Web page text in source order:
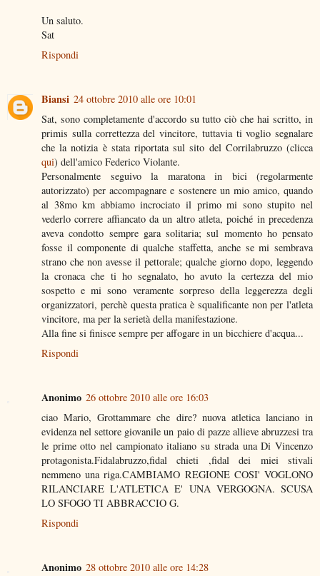
Un saluto.
Sat
Rispondi
Biansi 24 ottobre 2010 alle ore 10:01
Sat, sono completamente d'accordo su tutto ciò che hai scritto, in
primis sulla correttezza del vincitore, tuttavia ti voglio segnalare
che la notizia è stata riportata sul sito del Corrilabruzzo (clicca
qui) dell'amico Federico Violante.
Personalmente seguivo la maratona in bici (regolarmente
autorizzato) per accompagnare e sostenere un mio amico, quando
al 38mo km abbiamo incrociato il primo mi sono stupito nel
vederlo correre affiancato da un altro atleta, poiché in precedenza
aveva condotto sempre gara solitaria; sul momento ho pensato
fosse il componente di qualche staffetta, anche se mi sembrava
strano che non avesse il pettorale; qualche giorno dopo, leggendo
la cronaca che ti ho segnalato, ho avuto la certezza del mio
sospetto e mi sono veramente sorpreso della leggerezza degli
organizzatori, perchè questa pratica è squalificante non per l'atleta
vincitore, ma per la serietà della manifestazione.
Alla fine si finisce sempre per affogare in un bicchiere d'acqua...
Rispondi
Anonimo 26 ottobre 2010 alle ore 16:03
ciao Mario, Grottammare che dire? nuova atletica lanciano in
evidenza nel settore giovanile un paio di pazze allieve abruzzesi tra
le prime otto nel campionato italiano su strada una Di Vincenzo
protagonista.Fidalabruzzo,fidal chieti ,fidal dei miei stivali
nemmeno una riga.CAMBIAMO REGIONE COSI' VOGLONO
RILANCIARE L'ATLETICA E' UNA VERGOGNA. SCUSA
LO SFOGO TI ABBRACCIO G.
Rispondi
Anonimo 28 ottobre 2010 alle ore 14:28